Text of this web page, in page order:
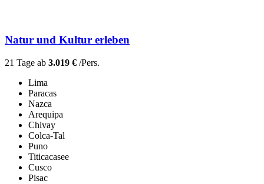
Natur und Kultur erleben
21 Tage ab 3.019 € /Pers.
Lima
Paracas
Nazca
Arequipa
Chivay
Colca-Tal
Puno
Titicacasee
Cusco
Pisac